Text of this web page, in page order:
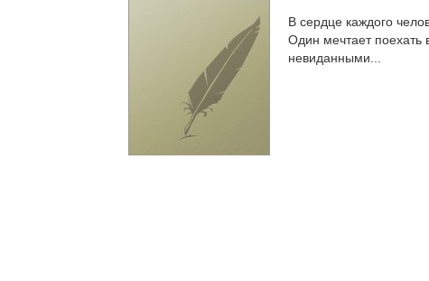
В сердце каждого
Один мечтает поехать
невиданными...